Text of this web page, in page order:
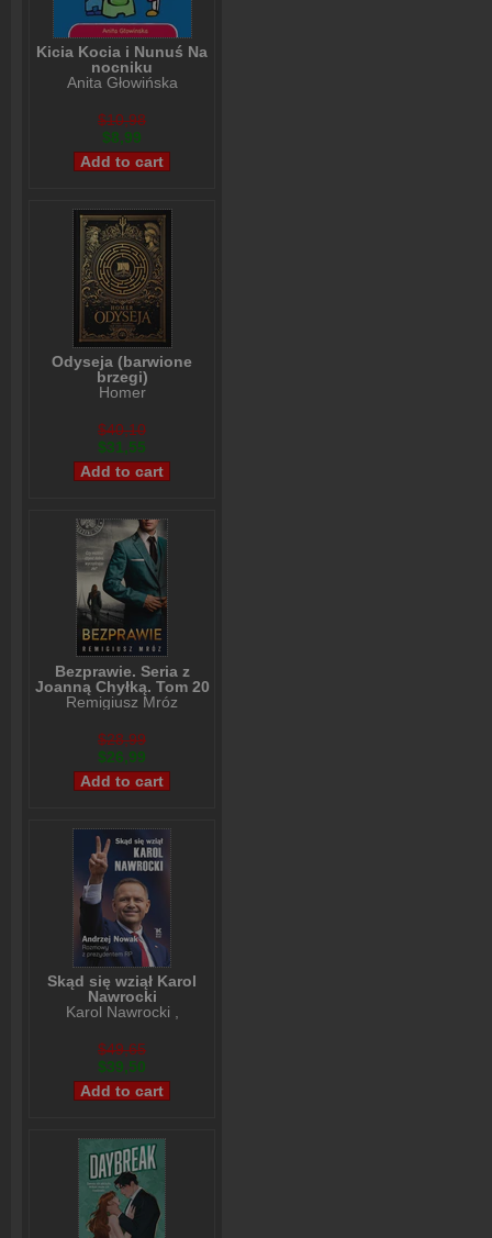
Kicia Kocia i Nunuś Na
nocniku
Anita Głowińska
$10,98
$8,99
Odyseja (barwione
brzegi)
Homer
$40,10
$31,55
Bezprawie. Seria z
Joanną Chyłką. Tom 20
Remigiusz Mróz
$28,99
$26,99
Skąd się wziął Karol
Nawrocki
Karol Nawrocki
$49,65
$39,50